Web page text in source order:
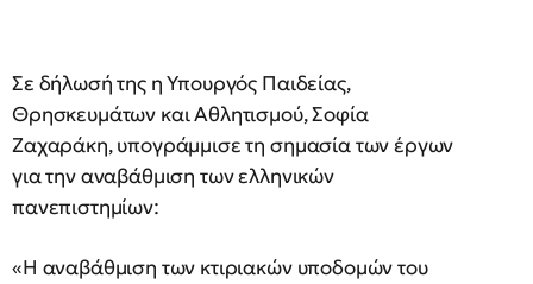
Σε δήλωσή της η Υπουργός Παιδείας,
Θρησκευμάτων και Αθλητισμού, Σοφία
Ζαχαράκη, υπογράμμισε τη σημασία των έργων
για την αναβάθμιση των ελληνικών
πανεπιστημίων:
«Η αναβάθμιση των κτιριακών υποδομών του